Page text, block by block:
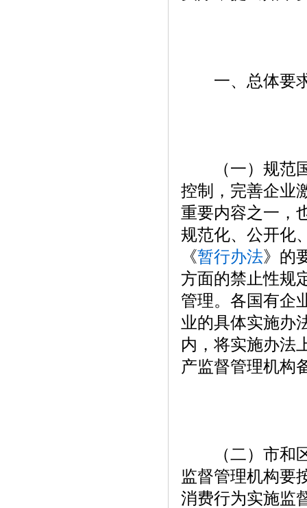
一、总体要
（一）规范国
控制，完善企业
重要内容之一，
规范化、公开化
《暂行办法》的
方面的禁止性规
管理。各国有企
业的具体实施办
内，将实施办法
产监督管理机构
（二）市和区
监督管理机构要
消费行为实施监